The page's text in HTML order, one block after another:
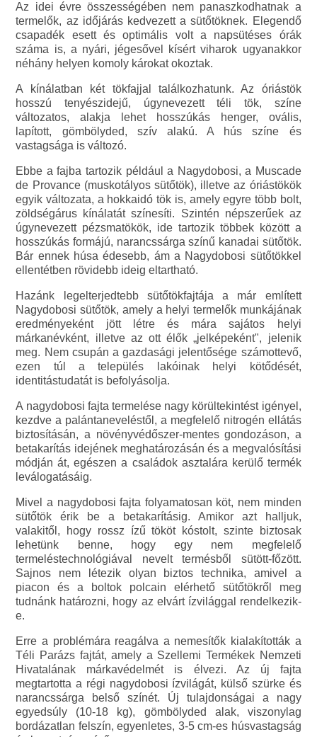
Az idei évre összességében nem panaszkodhatnak a
termelők, az időjárás kedvezett a sütőtöknek. Elegendő
csapadék esett és optimális volt a napsütéses órák
száma is, a nyári, jégesővel kísért viharok ugyanakkor
néhány helyen komoly károkat okoztak.
A kínálatban két tökfajjal találkozhatunk. Az óriástök
hosszú tenyészidejű, úgynevezett téli tök, színe
változatos, alakja lehet hosszúkás henger, ovális,
lapított, gömbölyded, szív alakú. A hús színe és
vastagsága is változó.
Ebbe a fajba tartozik például a Nagydobosi, a Muscade
de Provance (muskotályos sütőtök), illetve az óriástökök
egyik változata, a hokkaidó tök is, amely egyre több bolt,
zöldségárus kínálatát színesíti. Szintén népszerűek az
úgynevezett pézsmatökök, ide tartozik többek között a
hosszúkás formájú, narancssárga színű kanadai sütőtök.
Bár ennek húsa édesebb, ám a Nagydobosi sütőtökkel
ellentétben rövidebb ideig eltartható.
Hazánk legelterjedtebb sütőtökfajtája a már említett
Nagydobosi sütőtök, amely a helyi termelők munkájának
eredményeként jött létre és mára sajátos helyi
márkanévként, illetve az ott élők „jelképeként", jelenik
meg. Nem csupán a gazdasági jelentősége számottevő,
ezen túl a település lakóinak helyi kötődését,
identitástudatát is befolyásolja.
A nagydobosi fajta termelése nagy körültekintést igényel,
kezdve a palántaneveléstől, a megfelelő nitrogén ellátás
biztosításán, a növényvédőszer-mentes gondozáson, a
betakarítás idejének meghatározásán és a megvalósítási
módján át, egészen a családok asztalára kerülő termék
leválogatásáig.
Mivel a nagydobosi fajta folyamatosan köt, nem minden
sütőtök érik be a betakarításig. Amikor azt halljuk,
valakitől, hogy rossz ízű tököt kóstolt, szinte biztosak
lehetünk benne, hogy egy nem megfelelő
termeléstechnológiával nevelt termésből sütött-főzött.
Sajnos nem létezik olyan biztos technika, amivel a
piacon és a boltok polcain elérhető sütőtökről meg
tudnánk határozni, hogy az elvárt ízvilággal rendelkezik-
e.
Erre a problémára reagálva a nemesítők kialakították a
Téli Parázs fajtát, amely a Szellemi Termékek Nemzeti
Hivatalának márkavédelmét is élvezi. Az új fajta
megtartotta a régi nagydobosi ízvilágát, külső szürke és
narancssárga belső színét. Új tulajdonságai a nagy
egyedsúly (10-18 kg), gömbölyded alak, viszonylag
bordázatlan felszín, egyenletes, 3-5 cm-es húsvastagság